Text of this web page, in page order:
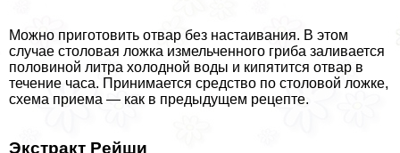
Можно приготовить отвар без настаивания. В этом
случае столовая ложка измельченного гриба заливается
половиной литра холодной воды и кипятится отвар в
течение часа. Принимается средство по столовой ложке,
схема приема — как в предыдущем рецепте.
Экстpaкт Рейши